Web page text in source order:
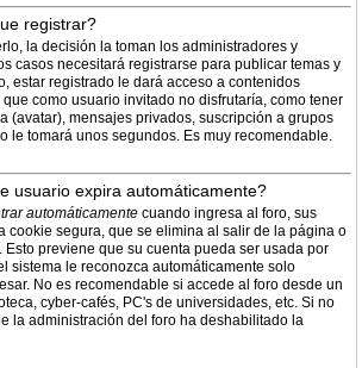
registrar?
la decisión la toman los administradores y
casos necesitará registrarse para publicar temas y
estar registrado le dará acceso a contenidos
como usuario invitado no disfrutaría, como tener
(avatar), mensajes privados, suscripción a grupos
le tomará unos segundos. Es muy recomendable.
usuario expira automáticamente?
automáticamente cuando ingresa al foro, sus
cookie segura, que se elimina al salir de la página o
Esto previene que su cuenta pueda ser usada por
sistema le reconozca automáticamente solo
No es recomendable si accede al foro desde un
cyber-cafés, PC's de universidades, etc. Si no
la administración del foro ha deshabilitado la